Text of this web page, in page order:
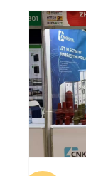
বক্স টাইপ
আরো